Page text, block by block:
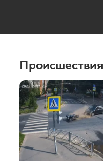
Происшествия